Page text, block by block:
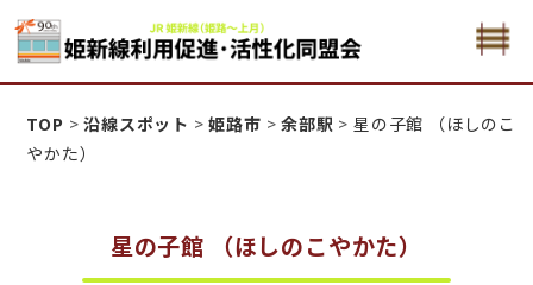
姫新線利用促進活性化・同盟会
TOP >沿線スポット >姫路市 >余部駅 >星の子館 （ほしのこ
やかた）
星の子館 （ほしのこやかた）